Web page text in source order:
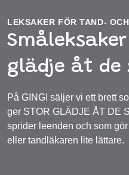
LEKSAKER FÖR TAND-
glädje åt de
På GINGI säljer vi ett brett
ger STOR GLÄDJE ÅT DE
sprider leenden och som
eller tandläkaren lite lättare.